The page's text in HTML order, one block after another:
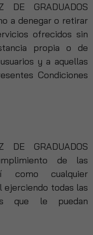
DE GRADUADOS
a denegar o retirar
ofrecidos sin
propia o de
y a aquellas
Condiciones
DE GRADUADOS
de las
como cualquier
ejerciendo todas las
que le puedan
intereses y
comportamiento
mientras visitas
nuestro sitio,
aumentas la
posibilidad de
ver contenido y
ofertas